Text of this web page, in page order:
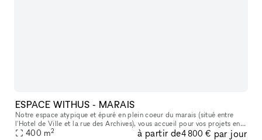
ESPACE WITHUS - MARAIS
Notre espace atypique et épuré en plein coeur du marais (situé entre
l'Hotel de Ville et la rue des Archives), vous accueil pour vos projets en
tout genre : Shooting/tournage , défilé , showroom , pr
400 m2 à partir de4 800 € par jour